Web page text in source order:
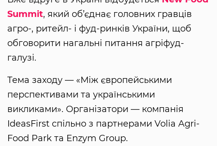
Summit, який об’єднає головних гравців
агро-, ритейл- і фуд-ринків України, щоб
обговорити нагальні питання агріфуд-
галузі.
Тема заходу — «Між європейськими
перспективами та українськими
викликами». Організатори — компанія
IdeasFirst спільно з партнерами Volia Agri-
Food Park та Enzym Group.